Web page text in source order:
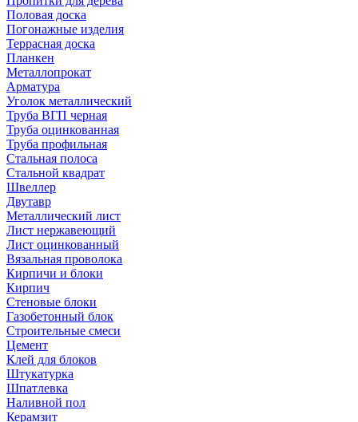
Половая доска
Погонажные изделия
Террасная доска
Планкен
Металлопрокат
Арматура
Уголок металлический
Труба ВГП черная
Труба оцинкованная
Труба профильная
Стальная полоса
Стальной квадрат
Швеллер
Двутавр
Металлический лист
Лист нержавеющий
Лист оцинкованный
Вязальная проволока
Кирпичи и блоки
Кирпич
Стеновые блоки
Газобетонный блок
Строительные смеси
Цемент
Клей для блоков
Штукатурка
Шпатлевка
Наливной пол
Керамзит